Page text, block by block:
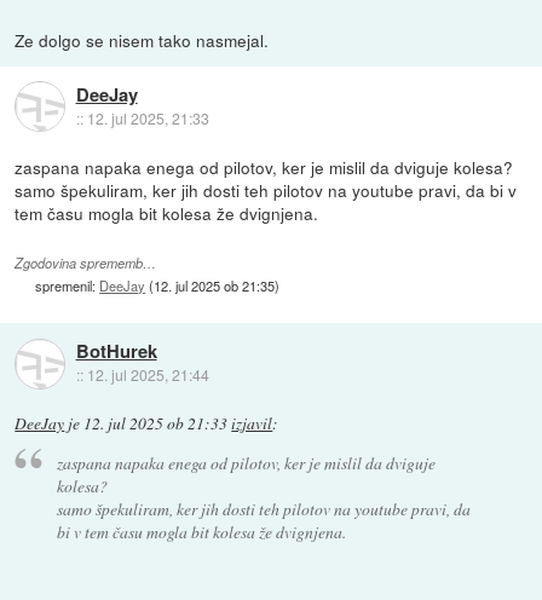
Ze dolgo se nisem tako nasmejal.
DeeJay
:: 12. jul 2025, 21:33
zaspana napaka enega od pilotov, ker je mislil da dviguje kolesa?
samo špekuliram, ker jih dosti teh pilotov na youtube pravi, da bi v
tem času mogla bit kolesa že dvignjena.
Zgodovina sprememb…
spremenil: DeeJay (12. jul 2025 ob 21:35)
BotHurek
:: 12. jul 2025, 21:44
DeeJay je 12. jul 2025 ob 21:33izjavil:
zaspana napaka enega od pilotov, ker je mislil da dviguje
kolesa?
samo špekuliram, ker jih dosti teh pilotov na youtube pravi, da
bi v tem času mogla bit kolesa že dvignjena.